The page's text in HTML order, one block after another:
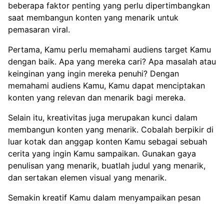
beberapa faktor penting yang perlu dipertimbangkan
saat membangun konten yang menarik untuk
pemasaran viral.
Pertama, Kamu perlu memahami audiens target Kamu
dengan baik. Apa yang mereka cari? Apa masalah atau
keinginan yang ingin mereka penuhi? Dengan
memahami audiens Kamu, Kamu dapat menciptakan
konten yang relevan dan menarik bagi mereka.
Selain itu, kreativitas juga merupakan kunci dalam
membangun konten yang menarik. Cobalah berpikir di
luar kotak dan anggap konten Kamu sebagai sebuah
cerita yang ingin Kamu sampaikan. Gunakan gaya
penulisan yang menarik, buatlah judul yang menarik,
dan sertakan elemen visual yang menarik.
Semakin kreatif Kamu dalam menyampaikan pesan